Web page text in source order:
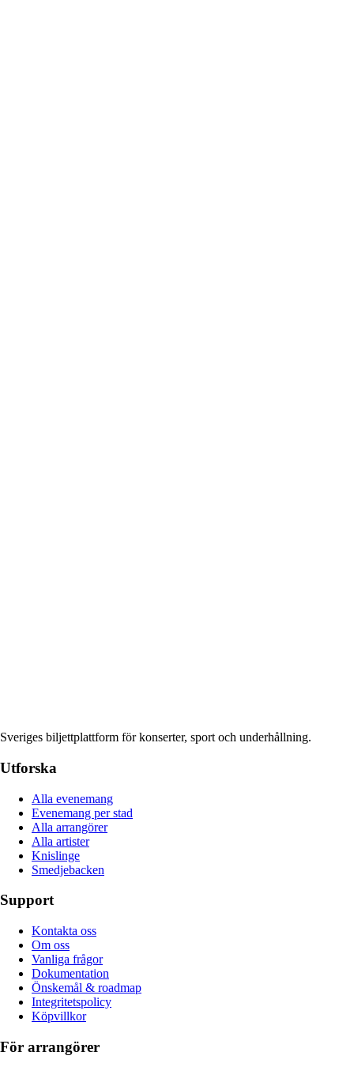
Sveriges biljettplattform för konserter, sport och underhållning.
Utforska
Alla evenemang
Evenemang per stad
Alla arrangörer
Alla artister
Knislinge
Smedjebacken
Support
Kontakta oss
Om oss
Vanliga frågor
Dokumentation
Önskemål & roadmap
Integritetspolicy
Köpvillkor
För arrangörer